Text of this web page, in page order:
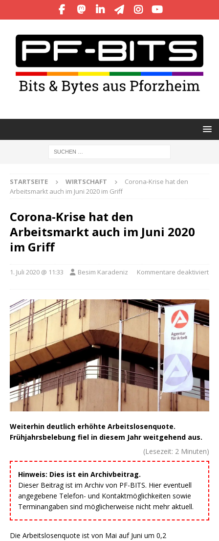
STARTSEITE WIRTSCHAFT
Corona-Krise hat den
Arbeitsmarkt auch im Juni 2020 im Griff
Corona-Krise hat den
Arbeitsmarkt auch im Juni 2020
im Griff
1. Juli 2020 @ 11:33 Besim Karadeniz Kommentare deaktiviert
Weiterhin deutlich erhöhte Arbeitslosenquote.
Frühjahrsbelebung fiel in diesem Jahr weitgehend aus.
(Lesezeit: 2 Minuten)
Hinweis: Dies ist ein Archivbeitrag.
Dieser Beitrag ist im Archiv von PF-BITS. Hier eventuell
angegebene Telefon- und Kontaktmöglichkeiten sowie
Terminangaben sind möglicherweise nicht mehr aktuell.
Die Arbeitslosenquote ist von Mai auf Juni um 0,2